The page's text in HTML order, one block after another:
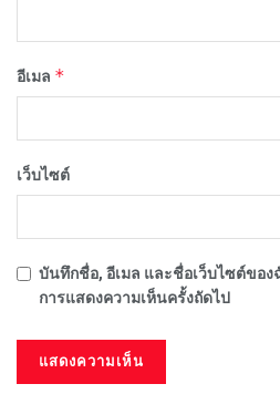
อีเมล *
เว็บไซต์
บันทึกชื่อ, อีเมล และชื่อเว็บไซต์ขอ
การแสดงความเห็นครั้งถัดไป